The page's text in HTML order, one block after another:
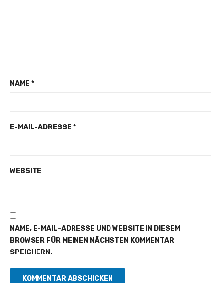
NAME *
E-MAIL-ADRESSE *
WEBSITE
NAME, E-MAIL-ADRESSE UND WEBSITE IN DIESEM
BROWSER FÜR MEINEN NÄCHSTEN KOMMENTAR
SPEICHERN.